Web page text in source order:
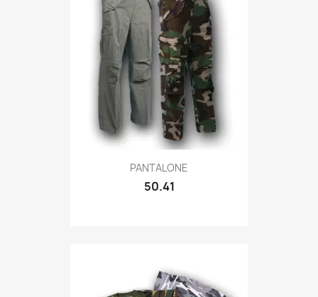
Quick view
PANTALONE
50.41